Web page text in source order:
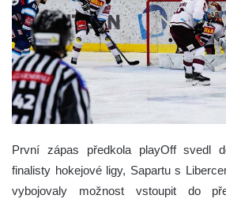
První zápas předkola playOff svedl
finalisty hokejové ligy, Sapartu s
vybojovaly možnost vstoupit do